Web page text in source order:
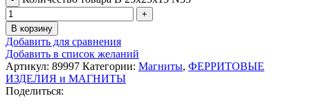
В корзину
Добавить для сравнения
Добавить в список желаний
Артикул: 89997 Категории: Магниты, ФЕРРИТОВЫЕ
ИЗДЕЛИЯ и МАГНИТЫ
Поделиться: